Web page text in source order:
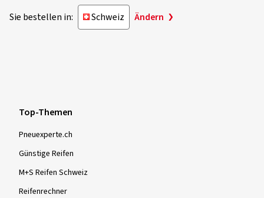
Sie bestellen in: Schweiz Ändern
Top-Themen
Pneuexperte.ch
Günstige Reifen
M+S Reifen Schweiz
Reifenrechner